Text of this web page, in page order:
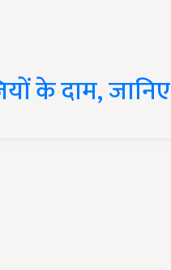
के दाम, जानिए